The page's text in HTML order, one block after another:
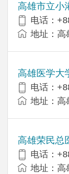
高雄市立小
电话：
地址：高
高雄医学大
电话：
地址：高
高雄荣民总
电话：
地址：高